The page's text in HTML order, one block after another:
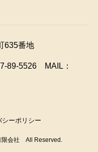
635番地
89-5526 MAIL：
シーポリシー
限会社 All Reserved.